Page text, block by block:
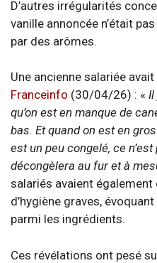
D’autres irrégularités
vanille annoncée n’était
par des arômes.
Une ancienne salariée
Franceinfo (30/04/26) : « Il
qu’on est en manque de
bas. Et quand on est en
est un peu congelé, ce
décongèlera au fur et à
salariés avaient
d’hygiène graves,
parmi les ingrédients.
Ces révélations ont pesé